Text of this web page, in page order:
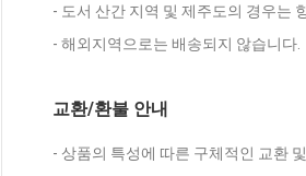
- 도서 산간 지역 및 제주도의 경우는
- 해외지역으로는 배송되지 않습니다.
교환/환불 안내
- 상품의 특성에 따른 구체적인 교환